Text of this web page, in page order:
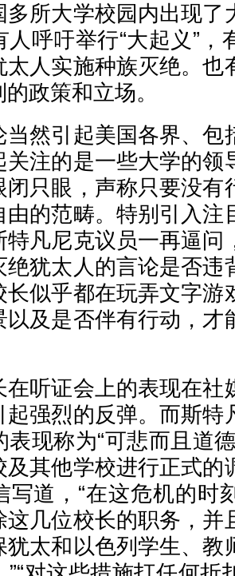
多所大学校园内出现了
人呼吁举行“大起义”，
太人实施种族灭绝。也
政策和立场。
引起美国各界、包
关注的是一些大学的领
闭只眼，声称只要没有
由的范畴。特别引入注
特凡尼克议员一再逼问
绝犹太人的言论是否违
长似乎都在玩弄文字游
以及是否伴有行动，才
证会上的表现在社
起强烈的反弹。而斯特
表现称为“可悲而且道
及其他学校进行正式的
写道，“在这危机的时
这几位校长的职务，并
犹太和以色列学生、教